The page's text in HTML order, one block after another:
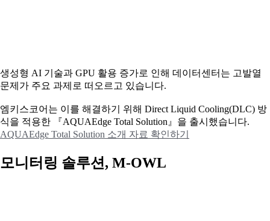
생성형 AI 기술과 GPU 활용 증가로 인해 데이터센터는 고발열
문제가 주요 과제로 떠오르고 있습니다.
엠키스코어는 이를 해결하기 위해 Direct Liquid Cooling(DLC) 방
식을 적용한 『AQUAEdge Total Solution』을 출시했습니다.
AQUAEdge Total Solution 소개 자료 확인하기
모니터링 솔루션, M-OWL